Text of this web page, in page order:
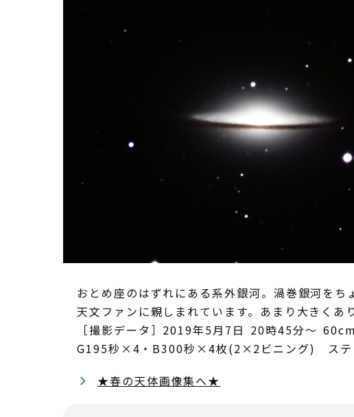
おとめ座のはずれにある系外銀河。渦巻銀河を
天文ファンに親しまれています。あまり大きくあ
［撮影データ］2019年5月7日 20時45分～
G195秒×4・B300秒×4枚(2×2ビニング) ステ
★春の天体画像集へ★